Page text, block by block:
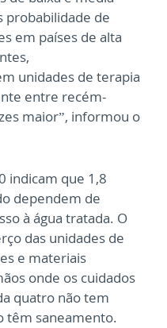
probabilidade de
em países de alta
unidades de terapia
entre recém-
maior”, informou o
indicam que 1,8
dependem de
à água tratada. O
das unidades de
e materiais
onde os cuidados
quatro não tem
têm saneamento.